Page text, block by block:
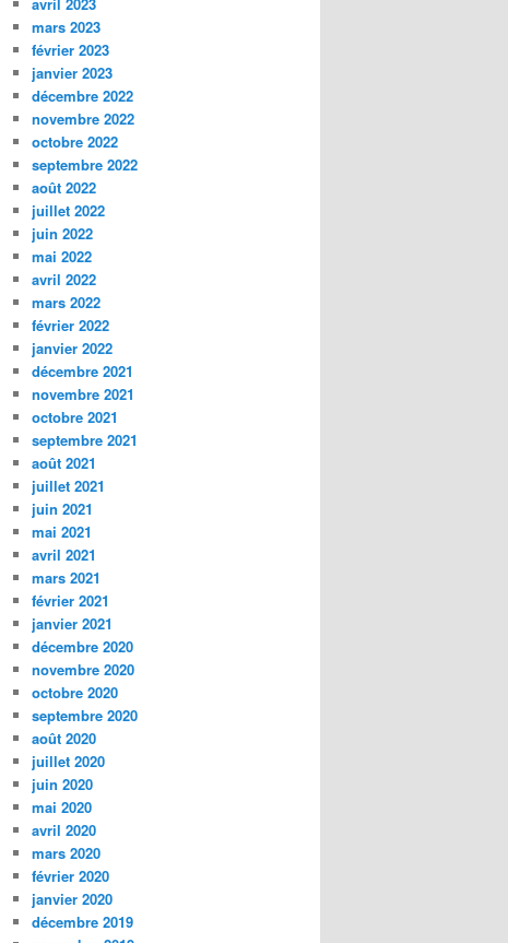
mars 2023
février 2023
janvier 2023
décembre 2022
novembre 2022
octobre 2022
septembre 2022
août 2022
juillet 2022
juin 2022
mai 2022
avril 2022
mars 2022
février 2022
janvier 2022
décembre 2021
novembre 2021
octobre 2021
septembre 2021
août 2021
juillet 2021
juin 2021
mai 2021
avril 2021
mars 2021
février 2021
janvier 2021
décembre 2020
novembre 2020
octobre 2020
septembre 2020
août 2020
juillet 2020
juin 2020
mai 2020
avril 2020
mars 2020
février 2020
janvier 2020
décembre 2019